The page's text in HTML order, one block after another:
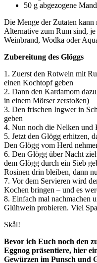
50 g abgezogene
Die Menge der Zutaten
Alternative zum Rum sind,
Weinbrand, Wodka oder
Zubereitung des Glöggs
1. Zuerst den Rotwein mit
einen Kochtopf geben
2. Dann den Kardamom
in einem Mörser zerstoßen)
3. Den frischen Ingwer in
geben
4. Nun noch die Nelken und
5. Jetzt den Glögg erhitzen,
Den Glögg vom Herd
6. Den Glögg über Nacht
dem Glögg durch ein Sieb
Rosinen drin bleiben, dann
7. Vor dem Servieren wird
Kochen bringen – und es
8. Einfach mal nachmachen
Glühwein probieren. Viel
Skål!
Bevor ich Euch noch den
Eggnog präsentiere, hier
Gewürzen im Punsch und